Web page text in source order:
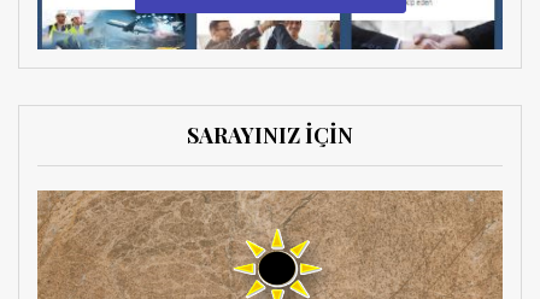
SARAYINIZ İÇİN